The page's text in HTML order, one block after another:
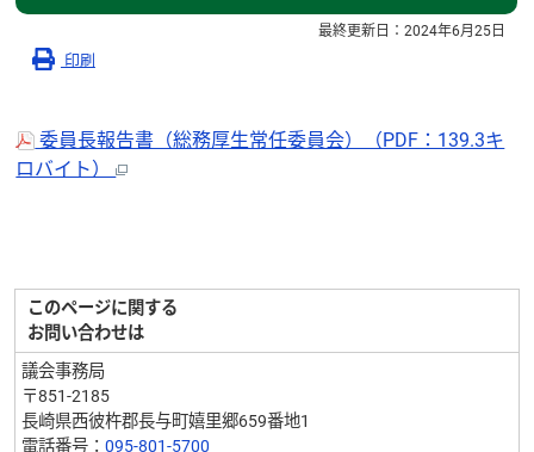
最終更新日：2024年6月25日
印刷
委員長報告書（総務厚生常任委員会）（PDF：139.3キ
ロバイト）
このページに関する
お問い合わせは
議会事務局
〒851-2185
長崎県西彼杵郡長与町嬉里郷659番地1
電話番号：095-801-5700